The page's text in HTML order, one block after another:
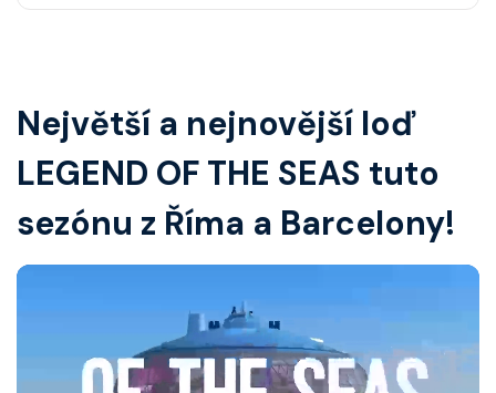
Celebrity Flora
Celebrity Infinity
Celebrity Millennium
Celebrity Seeker
Celebrity Silhouette
Největší a nejnovější loď
LEGEND OF THE SEAS tuto
sezónu z Říma a Barcelony!